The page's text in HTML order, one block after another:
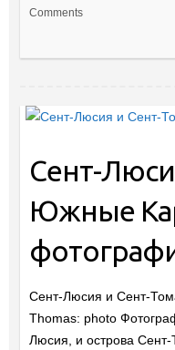
Comments
Сент-
Южные
Сент-Люсия и Сент-
Thomas: photo
Люсия, и острова Сент-